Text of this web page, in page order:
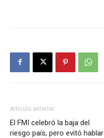
Artículo anterior
El FMI celebró la baja del
riesgo país, pero evitó hablar